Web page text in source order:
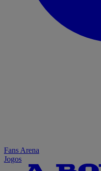
Fans Arena
Jogos